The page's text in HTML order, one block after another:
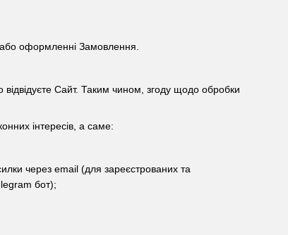
або оформленні Замовлення.
відвідуєте Сайт. Таким чином, згоду щодо обробки
інтересів, а саме:
через email (для зареєстрованих та
бот);